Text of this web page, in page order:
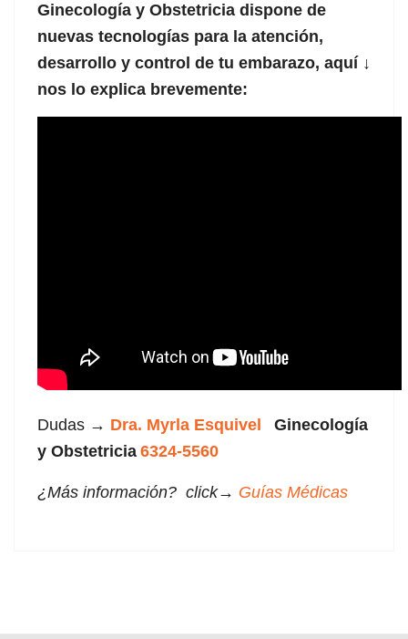
Ginecología y Obstetricia dispone de
nuevas tecnologías para la atención,
desarrollo y control de tu embarazo, aquí ↓
nos lo explica brevemente:
Dudas → Dra. Myrla Esquivel
Ginecología
y Obstetricia 6324-5560
¿Más información? click→ Guías Médicas